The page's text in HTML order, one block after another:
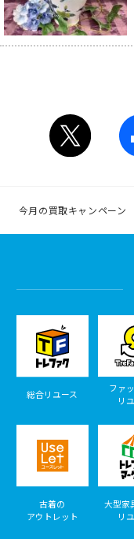
今月の買取キャンペーン
総合リユース
ファ
リ
古着の
アウトレット
大型家
リ